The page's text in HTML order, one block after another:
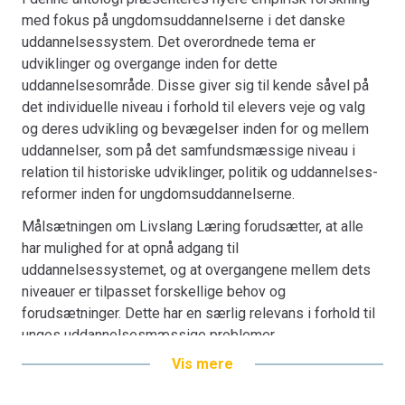
med fokus på ungdomsuddannelserne i det danske
uddannelsessystem. Det overordnede tema er
udviklinger og overgange inden for dette
uddannelsesområde. Disse giver sig til kende såvel på
det individuelle niveau i forhold til elevers veje og valg
og deres udvikling og bevægelser inden for og mellem
uddannelser, som på det samfunds­mæssige niveau i
relation til historiske udviklinger, politik og uddan­nelses­
reformer inden for ungdomsuddannelserne.
Målsætningen om Livslang Læring forudsætter, at alle
har mulighed for at opnå adgang til
uddannelsessystemet, og at overgangene mellem dets
niveauer er tilpasset forskellige behov og
forudsætninger. Dette har en særlig relevans i forhold til
unges uddannelsesmæssige problemer,
uddannelsesforløb og valg. De enkelte kapitler
Vis mere